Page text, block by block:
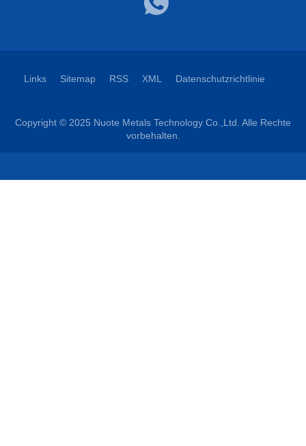
Links Sitemap RSS XML Datenschutzrichtlinie
Copyright © 2025 Nuote Metals Technology Co.,Ltd. Alle Rechte
vorbehalten.